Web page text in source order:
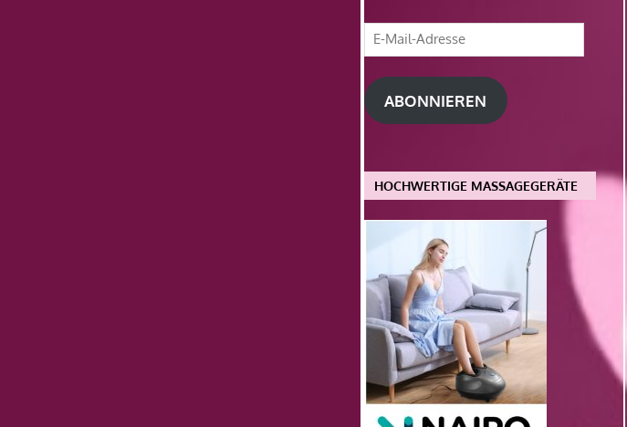
E-
Mail-
Adresse
ABONNIEREN
HOCHWERTIGE MASSAGEGERÄTE